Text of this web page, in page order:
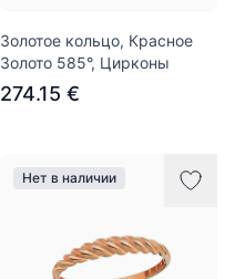
Золотое кольцо, Красное
Золото 585°, Цирконы
274.15 €
Нет в наличии